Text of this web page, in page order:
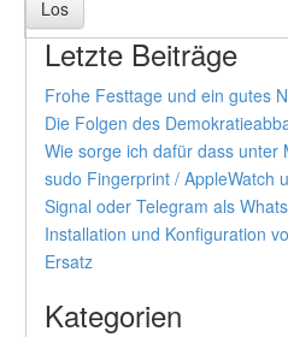
Letzte Beiträge
Frohe Festtage und ein gutes
Die Folgen des
Wie sorge ich dafür dass unter
sudo Fingerprint / AppleWatch
Signal oder Telegram als
Installation und Konfiguration
Ersatz
Kategorien